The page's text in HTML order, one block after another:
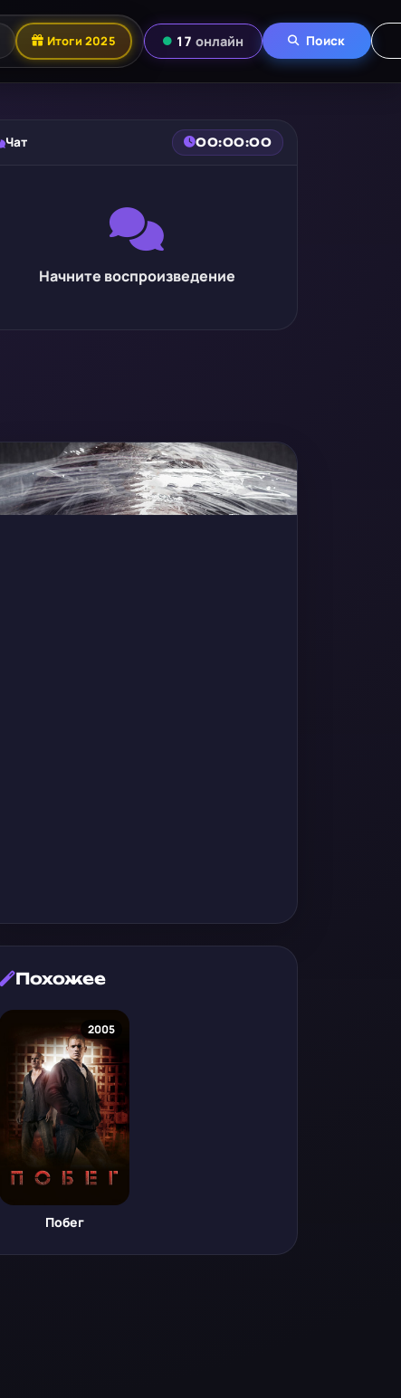
Итоги 2025 17 онлайн Поиск
Чат 00:00:00
Начните воспроизведение
Похожее
2005
Побег